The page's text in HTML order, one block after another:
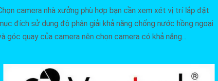
camera nhà xưởng phù hợp bạn cần xem xét vị trí lắp đặt
đích sử dụng độ phân giải khả năng chống nước hồng ngoại
góc quay của camera nên chọn camera có khả năng...